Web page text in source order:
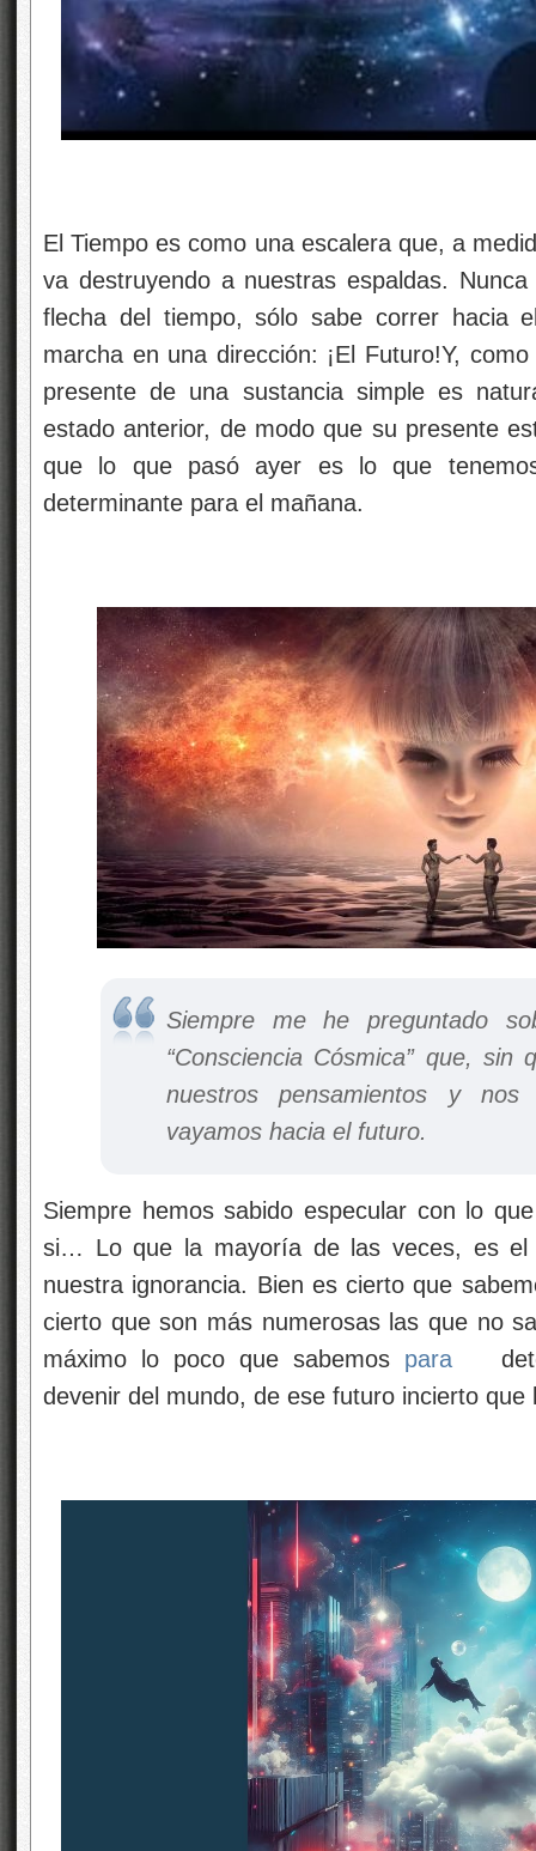
El Tiempo es como una escalera que, a
va destruyendo a nuestras espaldas.
flecha del tiempo, sólo sabe correr hacia
marcha en una dirección: ¡El Futuro!Y,
presente de una sustancia simple es
estado anterior, de modo que su presente
que lo que pasó ayer es lo que
determinante para el mañana.
Siempre me he preguntado
“Consciencia Cósmica” que,
nuestros pensamientos y
vayamos hacia el futuro.
Siempre hemos sabido especular con lo
si… Lo que la mayoría de las veces, es el
nuestra ignorancia. Bien es cierto que
cierto que son más numerosas las que no
máximo lo poco que sabemos para
devenir del mundo, de ese futuro incierto que